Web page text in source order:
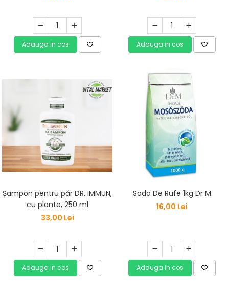
Adauga in cos Adauga in cos
Șampon pentru păr DR. IMMUN,
cu plante, 250 ml
33,00 Lei
Adauga in cos
Soda De Rufe 1kg Dr M
16,00 Lei
Adauga in cos